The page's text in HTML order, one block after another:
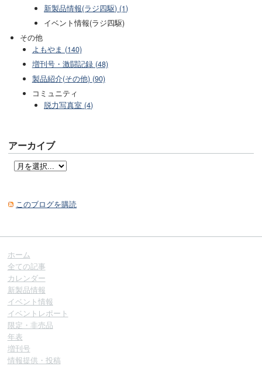
新製品情報(ラジ四駆) (1)
イベント情報(ラジ四駆)
その他
よもやま (140)
増刊号・激闘記録 (48)
製品紹介(その他) (90)
コミュニティ
脱力写真室 (4)
アーカイブ
このブログを購読
ホーム
全ての記事
カレンダー
新製品情報
イベント情報
イベントレポート
限定・非売品
年表
増刊号
情報提供・投稿